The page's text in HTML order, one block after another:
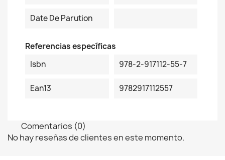
Date De Parution
Referencias específicas
Isbn
978-2-917112-55-7
Ean13 9782917112557
Comentarios (0)
No hay reseñas de clientes en este momento.